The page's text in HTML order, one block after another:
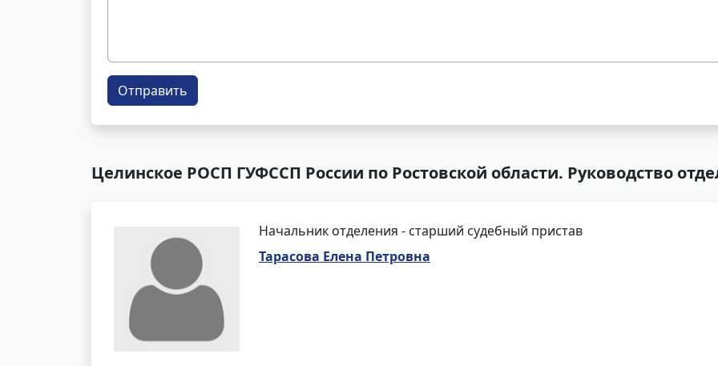
Отправить
Целинское РОСП ГУФССП России по Ростовской области. Руководство
Начальник отделения - старший судебный пристав
Тарасова Елена Петровна